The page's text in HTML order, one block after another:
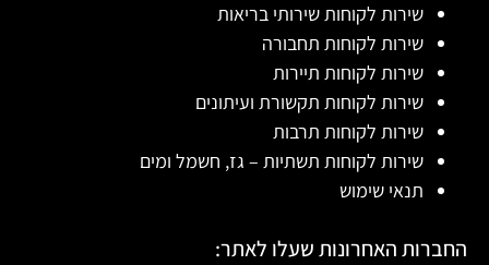
שירות לקוחות שירותי בריאות
שירות לקוחות תחבורה
שירות לקוחות תיירות
שירות לקוחות תקשורת ועיתונים
שירות לקוחות תרבות
שירות לקוחות תשתיות – גז, חשמל ומים
תנאי שימוש
החברות האחרונות שעלו לאתר: